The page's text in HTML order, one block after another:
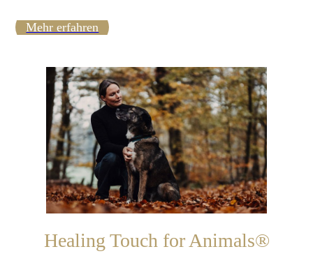
Mehr erfahren
Healing Touch for Animals®